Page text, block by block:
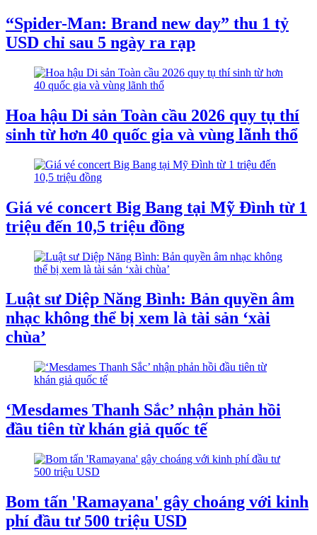
“Spider-Man: Brand new day” thu 1 tỷ
USD chỉ sau 5 ngày ra rạp
Hoa hậu Di sản Toàn cầu 2026 quy tụ thí
sinh từ hơn 40 quốc gia và vùng lãnh thổ
Giá vé concert Big Bang tại Mỹ Đình từ 1
triệu đến 10,5 triệu đồng
Luật sư Diệp Năng Bình: Bản quyền âm
nhạc không thể bị xem là tài sản ‘xài
chùa’
‘Mesdames Thanh Sắc’ nhận phản hồi
đầu tiên từ khán giả quốc tế
Bom tấn 'Ramayana' gây choáng với kinh
phí đầu tư 500 triệu USD